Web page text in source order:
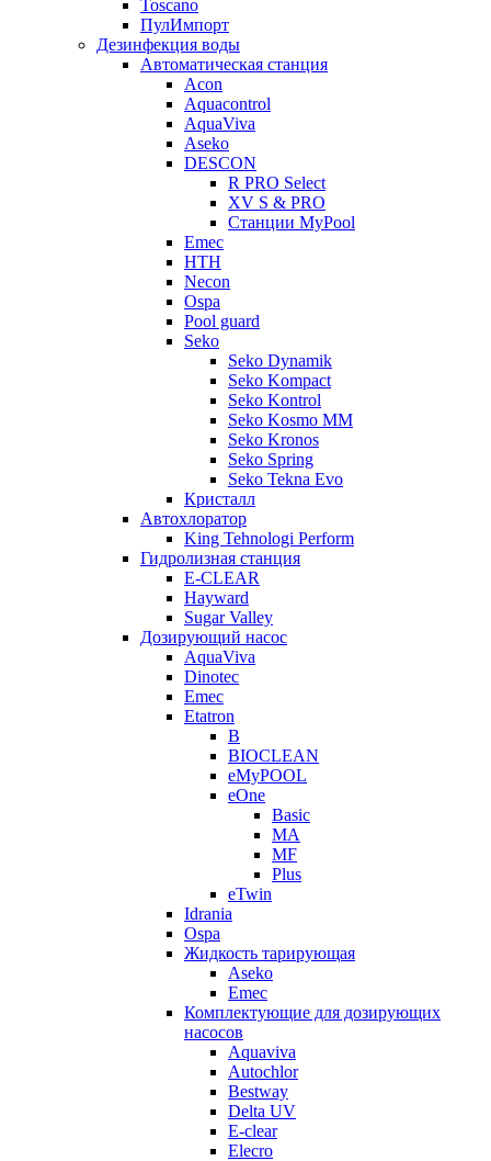
Toscano
ПулИмпорт
Дезинфекция воды
Автоматическая станция
Acon
Aquacontrol
AquaViva
Aseko
DESCON
R PRO Select
XV S & PRO
Станции MyPool
Emec
HTH
Necon
Ospa
Pool guard
Seko
Seko Dynamik
Seko Kompact
Seko Kontrol
Seko Kosmo MM
Seko Kronos
Seko Spring
Seko Tekna Evo
Кристалл
Автохлоратор
King Tehnologi Perform
Гидролизная станция
E-CLEAR
Hayward
Sugar Valley
Дозирующий насос
AquaViva
Dinotec
Emec
Etatron
B
BIOCLEAN
eMyPOOL
eOne
Basic
MA
MF
Plus
eTwin
Idrania
Ospa
Жидкость тарирующая
Aseko
Emec
Комплектующие для дозирующих
насосов
Aquaviva
Autochlor
Bestway
Delta UV
E-clear
Elecro